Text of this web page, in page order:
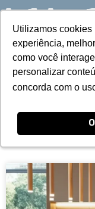
Utilizamos cookies
experiência,
como você
personalizar
concorda com o
Utilizamos cookies
experiência,
como você
personalizar
concorda com o
Pular
para
o
conteúdo